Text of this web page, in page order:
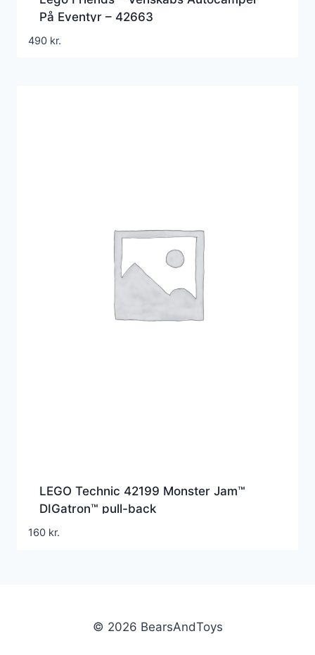
På Eventyr – 42663
490 kr.
LEGO Technic 42199 Monster Jam™
DIGatron™ pull-back
160 kr.
© 2026 BearsAndToys